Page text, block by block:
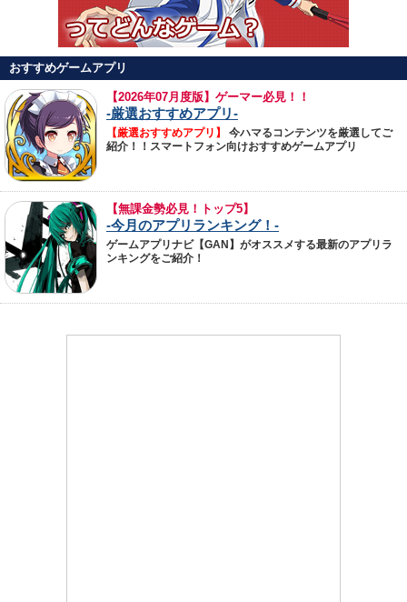
おすすめゲームアプリ
【2026年07月度版】ゲーマー必見！！
-厳選おすすめアプリ-
【厳選おすすめアプリ】
今ハマるコンテンツを厳選してご
紹介！！スマートフォン向けおすすめゲームアプリ
【無課金勢必見！トップ5】
-今月のアプリランキング！-
ゲームアプリナビ【GAN】がオススメする最新のアプリラ
ンキングをご紹介！